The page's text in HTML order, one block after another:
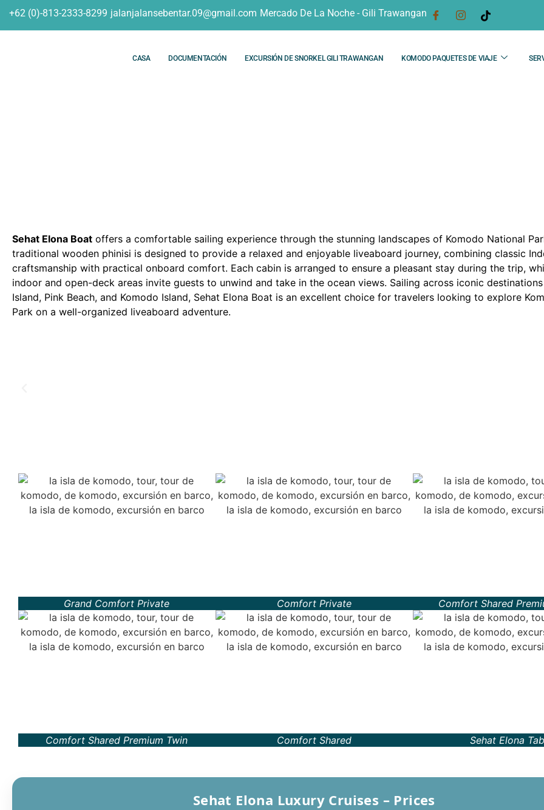
+62 (0)-813-2333-8299 jalanjalansebentar.09@gmail.com Mercado De La Noche - Gili Trawangan
CASA DOCUMENTACIÓN EXCURSIÓN DE SNORKEL GILI TRAWANGAN KOMODO PAQUETES DE VIAJE
Sehat Elona Boat offers a comfortable sailing experience through the stunning landscapes of Komodo National
traditional wooden phinisi is designed to provide a relaxed and enjoyable liveaboard journey, combining classic
craftsmanship with practical onboard comfort. Each cabin is arranged to ensure a pleasant stay during the trip,
indoor and open-deck areas invite guests to unwind and take in the ocean views. Sailing across iconic
Island, Pink Beach, and Komodo Island, Sehat Elona Boat is an excellent choice for travelers looking to explore
Park on a well-organized liveaboard adventure.
Grand Comfort Private Comfort Private Comfort Shared
Comfort Shared Premium Twin Comfort Shared Sehat Elona
Sehat Elona Luxury Cruises – Prices
with
Read